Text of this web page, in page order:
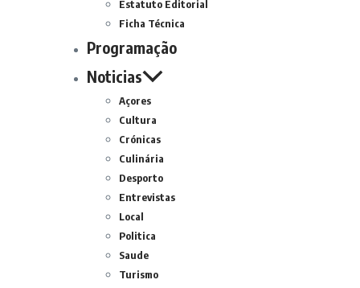
Estatuto Editorial
Ficha Técnica
Programação
Noticias
Açores
Cultura
Crónicas
Culinária
Desporto
Entrevistas
Local
Politica
Saude
Turismo